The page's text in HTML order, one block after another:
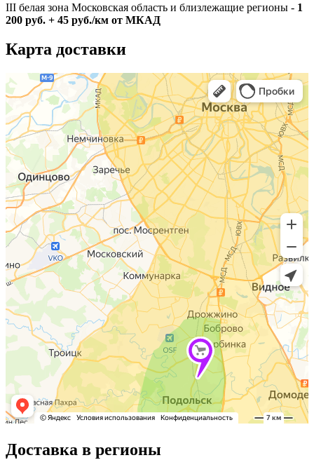
III белая зона Московская область и близлежащие регионы - 1
200 руб. + 45 руб./км от МКАД
Карта доставки
Доставка в регионы